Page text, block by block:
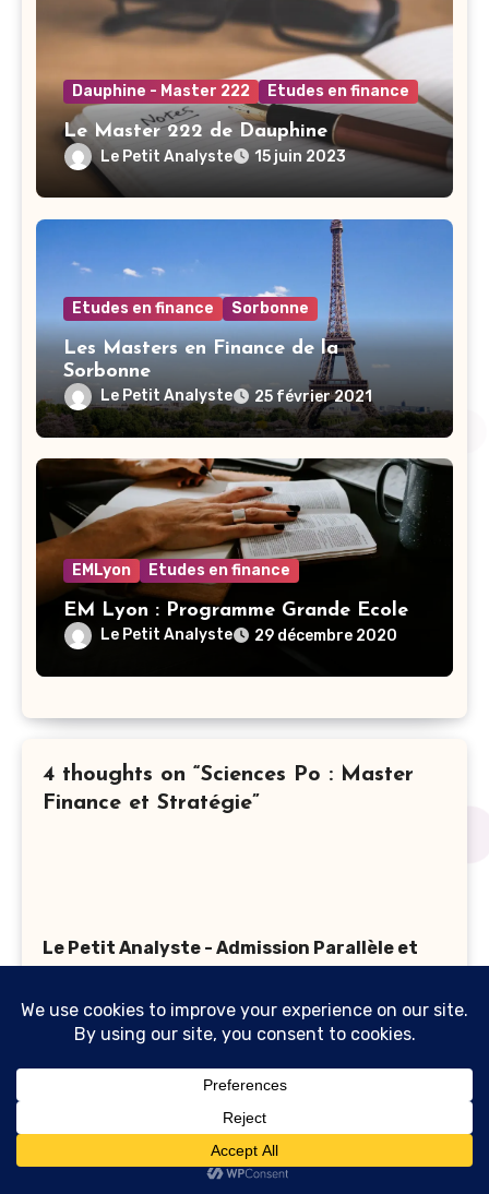
Dauphine - Master 222 Etudes en finance
Le Master 222 de Dauphine
Le Petit Analyste 15 juin 2023
Etudes en finance Sorbonne
Les Masters en Finance de la
Sorbonne
Le Petit Analyste 25 février 2021
EMLyon Etudes en finance
EM Lyon : Programme Grande Ecole
Le Petit Analyste 29 décembre 2020
4 thoughts on “Sciences Po : Master
Finance et Stratégie”
Le Petit Analyste - Admission Parallèle et
19 janvier 2020 à 22 h 05 min
Sciences Po et son Master Finance et
Stratégie, Dauphine et certaines
formations de Assas et […]